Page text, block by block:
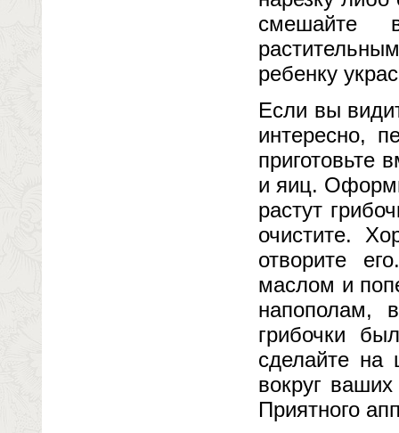
смешайте
ребенку
Если вы
интересно,
приготовьте
и яиц.
растут
очистите.
отворите
маслом и
напополам,
грибочки
сделайте на
вокруг
Приятного